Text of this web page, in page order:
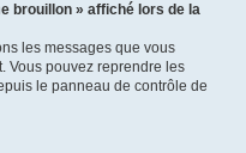
brouillon » affiché lors de la
les messages que vous
Vous pouvez reprendre les
le panneau de contrôle de